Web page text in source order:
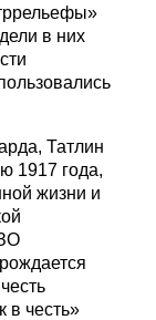
в них
Татлин
1917 года,
жизни и
в честь»